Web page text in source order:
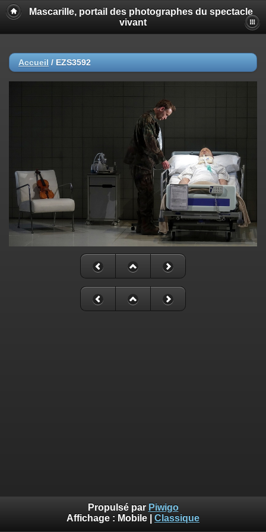
Mascarille, portail des photographes du spectacle
vivant
Accueil / EZS3592
Propulsé par Piwigo
Affichage : Mobile Classique